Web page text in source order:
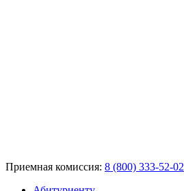
Приемная комиссия: 8 (800) 333-52-02